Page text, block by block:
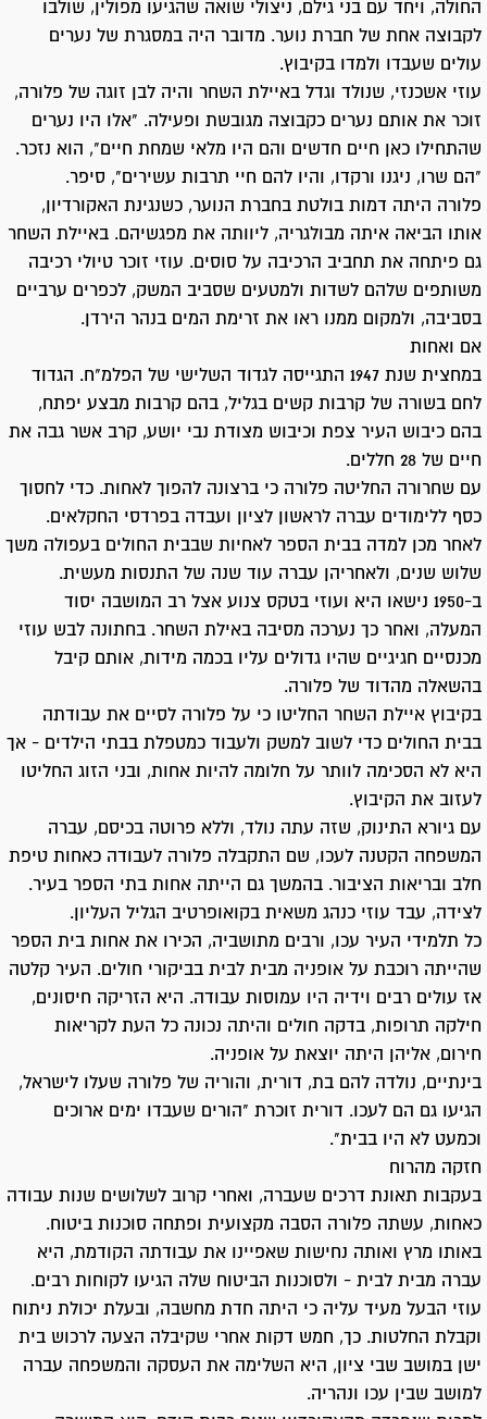
החולה, ויחד עם בני גילם, ניצולי שואה שהגיעו מפולין, שולבו
לקבוצה אחת של חברת נוער. מדובר היה במסגרת של נערים
עולים שעבדו ולמדו בקיבוץ.
עוזי אשכנזי, שנולד וגדל באיילת השחר והיה לבן זוגה של פלורה,
זוכר את אותם נערים כקבוצה מגובשת ופעילה. "אלו היו נערים
שהתחילו כאן חיים חדשים והם היו מלאי שמחת חיים", הוא נזכר.
"הם שרו, ניגנו ורקדו, והיו להם חיי תרבות עשירים", סיפר.
פלורה היתה דמות בולטת בחברת הנוער, כשנגינת האקורדיון,
אותו הביאה איתה מבולגריה, ליוותה את מפגשיהם. באיילת השחר
גם פיתחה את תחביב הרכיבה על סוסים. עוזי זוכר טיולי רכיבה
משותפים שלהם לשדות ולמטעים שסביב המשק, לכפרים ערביים
בסביבה, ולמקום ממנו ראו את זרימת המים בנהר הירדן.
אם ואחות
במחצית שנת 1947 התגייסה לגדוד השלישי של הפלמ"ח. הגדוד
לחם בשורה של קרבות קשים בגליל, בהם קרבות מבצע יפתח,
בהם כיבוש העיר צפת וכיבוש מצודת נבי יושע, קרב אשר גבה את
חיים של 28 חללים.
עם שחרורה החליטה פלורה כי ברצונה להפוך לאחות. כדי לחסוך
כסף ללימודים עברה לראשון לציון ועבדה בפרדסי החקלאים.
לאחר מכן למדה בבית הספר לאחיות שבבית החולים בעפולה משך
שלוש שנים, ולאחריהן עברה עוד שנה של התנסות מעשית.
ב-1950 נישאו היא ועוזי בטקס צנוע אצל רב המושבה יסוד
המעלה, ואחר כך נערכה מסיבה באילת השחר. בחתונה לבש עוזי
מכנסיים חגיגיים שהיו גדולים עליו בכמה מידות, אותם קיבל
בהשאלה מהדוד של פלורה.
בקיבוץ איילת השחר החליטו כי על פלורה לסיים את עבודתה
בבית החולים כדי לשוב למשק ולעבוד כמטפלת בבתי הילדים - אך
היא לא הסכימה לוותר על חלומה להיות אחות, ובני הזוג החליטו
לעזוב את הקיבוץ.
עם גיורא התינוק, שזה עתה נולד, וללא פרוטה בכיסם, עברה
המשפחה הקטנה לעכו, שם התקבלה פלורה לעבודה כאחות טיפת
חלב ובריאות הציבור. בהמשך גם הייתה אחות בתי הספר בעיר.
לצידה, עבד עוזי כנהג משאית בקואופרטיב הגליל העליון.
כל תלמידי העיר עכו, ורבים מתושביה, הכירו את אחות בית הספר
שהייתה רוכבת על אופניה מבית לבית בביקורי חולים. העיר קלטה
אז עולים רבים וידיה היו עמוסות עבודה. היא הזריקה חיסונים,
חילקה תרופות, בדקה חולים והיתה נכונה כל העת לקריאות
חירום, אליהן היתה יוצאת על אופניה.
בינתיים, נולדה להם בת, דורית, והוריה של פלורה שעלו לישראל,
הגיעו גם הם לעכו. דורית זוכרת "הורים שעבדו ימים ארוכים
וכמעט לא היו בבית".
חזקה מהרוח
בעקבות תאונת דרכים שעברה, ואחרי קרוב לשלושים שנות עבודה
כאחות, עשתה פלורה הסבה מקצועית ופתחה סוכנות ביטוח.
באותו מרץ ואותה נחישות שאפיינו את עבודתה הקודמת, היא
עברה מבית לבית - ולסוכנות הביטוח שלה הגיעו לקוחות רבים.
עוזי הבעל מעיד עליה כי היתה חדת מחשבה, ובעלת יכולת ניתוח
וקבלת החלטות. כך, חמש דקות אחרי שקיבלה הצעה לרכוש בית
ישן במושב שבי ציון, היא השלימה את העסקה והמשפחה עברה
למושב שבין עכו ונהריה.